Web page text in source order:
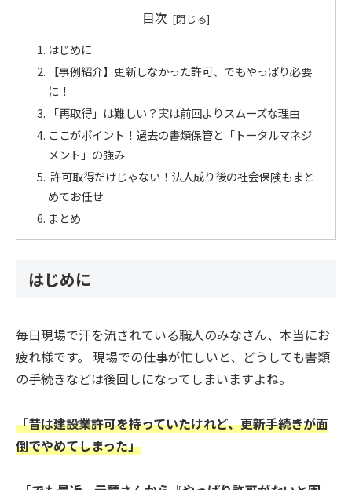
目次
はじめに
【事例紹介】更新しなかった許可、でもやっぱり必要
に！
「再取得」は難しい？実は前回よりスムーズな理由
ここがポイント！過去の書類保管と「トータルマネジ
メント」の強み
許可取得だけじゃない！法人成り後の社会保険もまと
めてお任せ
まとめ
はじめに
毎日現場で汗を流されている職人のみなさん、本当にお
疲れ様です。 現場での仕事が忙しいと、どうしても書類
の手続きなどは後回しになってしまいますよね。
「昔は建設業許可を持っていたけれど、更新手続きが面
倒でやめてしまった」